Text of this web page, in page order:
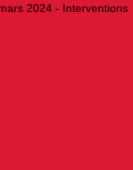
2024 - Interventions